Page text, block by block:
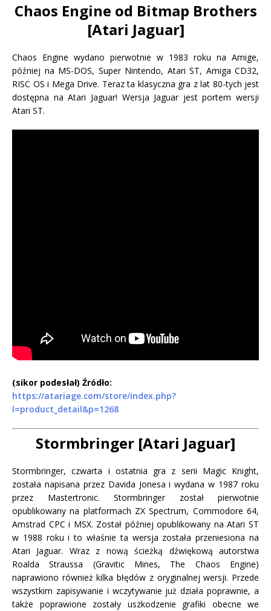
Chaos Engine od Bitmap Brothers
[Atari Jaguar]
Chaos Engine wydano pierwotnie w 1983 roku na Amige,
później na MS-DOS, Super Nintendo, Atari ST, Amiga CD32,
RISC OS i Mega Drive. Teraz ta klasyczna gra z lat 80-tych jest
dostępna na Atari Jaguar! Wersja Jaguar jest portem wersji
Atari ST.
(sikor podesłał) Źródło:
https://atariage.com/store/index.php?
l=product_detail&p=1268
Stormbringer [Atari Jaguar]
Stormbringer, czwarta i ostatnia gra z serii Magic Knight,
została napisana przez Davida Jonesa i wydana w 1987 roku
przez Mastertronic. Stormbringer został pierwotnie
opublikowany na platformach ZX Spectrum, Commodore 64,
Amstrad CPC i MSX. Został później opublikowany na Atari ST
w 1988 roku i to właśnie ta wersja została przeniesiona na
Atari Jaguar. Wraz z nową ścieżką dźwiękową autorstwa
Roalda Straussa (Gravitic Mines, The Chaos Engine)
naprawiono również kilka błędów z oryginalnej wersji. Przede
wszystkim zapisywanie i wczytywanie już działa poprawnie, a
także poprawione zostały uszkodzenie grafiki obecne we